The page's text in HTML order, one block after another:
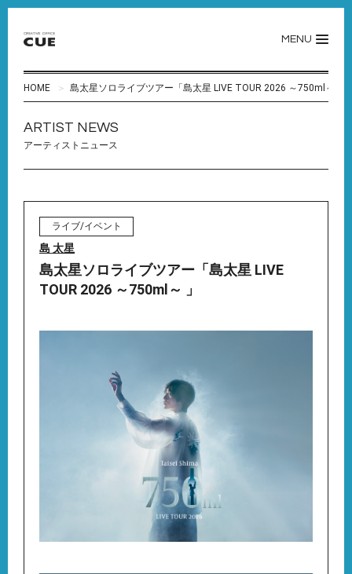
MENU
HOME 島太星ソロライブツアー「島太星 LIVE TOUR 2026 ～750ml～ 」
ARTIST NEWS
アーティストニュース
ライブ/イベント
島 太星
島太星ソロライブツアー「島太星 LIVE
TOUR 2026 ～750ml～ 」